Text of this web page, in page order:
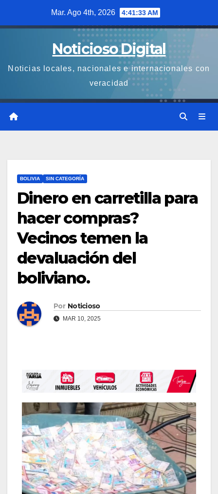
Mar. Ago 4th, 2026 4:41:34 AM
Noticioso Digital
Noticias locales, nacionales e internacionales con
veracidad
BOLIVIA SIN CATEGORÍA
Dinero en carretilla para
hacer compras?
Vecinos temen la
devaluación del
boliviano.
Por Noticioso
MAR 10, 2025